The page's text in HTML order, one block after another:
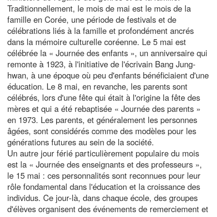
Traditionnellement, le mois de mai est le mois de la
famille en Corée, une période de festivals et de
célébrations liés à la famille et profondément ancrés
dans la mémoire culturelle coréenne. Le 5 mai est
célébrée la « Journée des enfants », un anniversaire qui
remonte à 1923, à l'initiative de l'écrivain Bang Jung-
hwan, à une époque où peu d'enfants bénéficiaient d'une
éducation. Le 8 mai, en revanche, les parents sont
célébrés, lors d'une fête qui était à l'origine la fête des
mères et qui a été rebaptisée « Journée des parents »
en 1973. Les parents, et généralement les personnes
âgées, sont considérés comme des modèles pour les
générations futures au sein de la société.
Un autre jour férié particulièrement populaire du mois
est la « Journée des enseignants et des professeurs »,
le 15 mai : ces personnalités sont reconnues pour leur
rôle fondamental dans l'éducation et la croissance des
individus. Ce jour-là, dans chaque école, des groupes
d'élèves organisent des événements de remerciement et